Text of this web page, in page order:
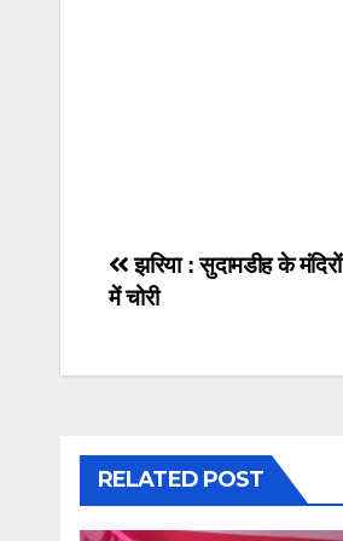
Post
झरिया : सुदामडीह के
में चोरी
RELATED POST